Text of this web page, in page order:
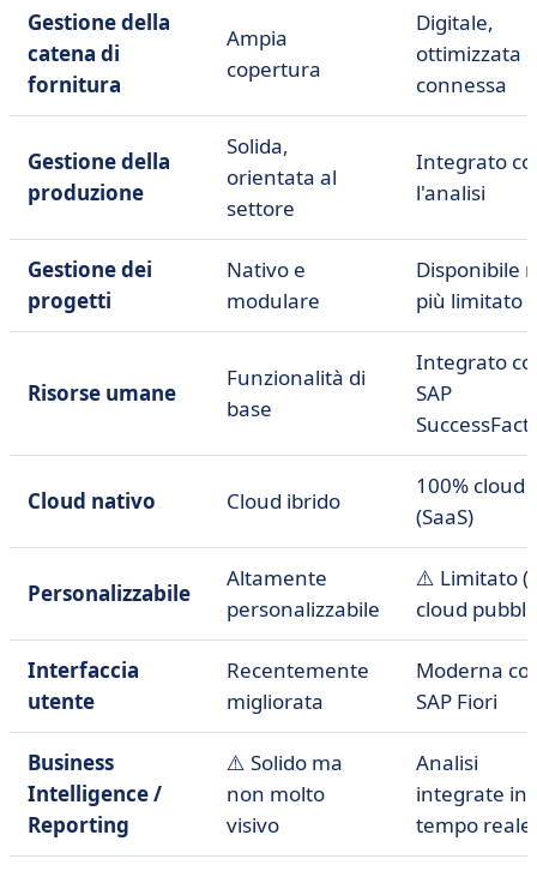
Gestione della
catena di
fornitura
Ampia
copertura
Digitale,
ottimizzata e
connessa
Gestione della
produzione
Solida,
orientata al
settore
Integrato
l'analisi
Gestione dei
progetti
Nativo e
modulare
Disponibile
più limitato
Risorse umane
Funzionalità di
base
Integrato
SAP
Cloud nativo Cloud ibrido
100% cloud
(SaaS)
Personalizzabile
Altamente
personalizzabile
⚠️ Limitato
cloud
Interfaccia
utente
Recentemente
migliorata
Moderna
SAP Fiori
Business
Intelligence /
Reporting
⚠️ Solido ma
non molto
visivo
Analisi
integrate in
tempo reale